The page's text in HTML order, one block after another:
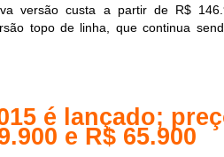
versão custa a partir de R$
topo de linha, que continua
é lançado;
e R$ 65.900